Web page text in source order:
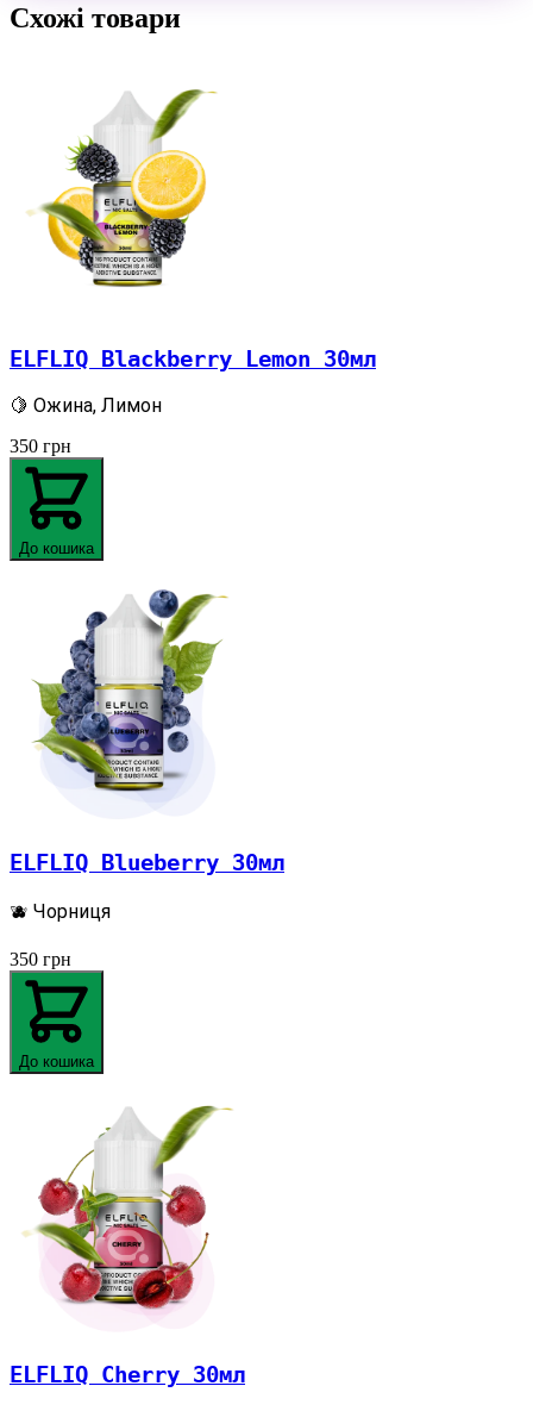
Схожі товари
ELFLIQ Blackberry Lemon 30мл
🍋 Ожина, Лимон
350 грн
До кошика
ELFLIQ Blueberry 30мл
🫐 Чорниця
350 грн
До кошика
ELFLIQ Cherry 30мл